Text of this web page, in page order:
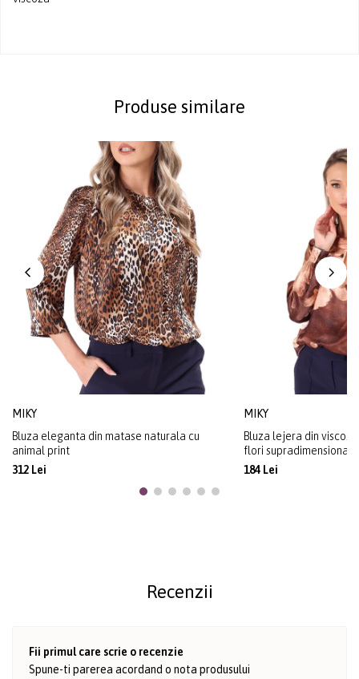
Produse similare
MIKY
Bluza eleganta din matase naturala cu
animal print
312 Lei
MIKY
Bluza lejera din
flori supradimensionate
184 Lei
Recenzii
Fii primul care scrie o recenzie
Spune-ti parerea acordand o nota produsului